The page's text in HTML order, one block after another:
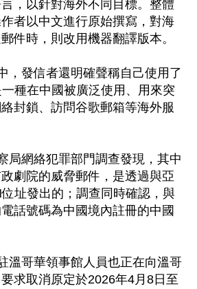
，以針對海外不同目標。整體
者以中文進行原始撰寫，對海
件時，則改用機器翻譯版本。
，發信者還明確聲稱自己使用了
種在中國被廣泛使用、用來突
封鎖、訪問谷歌郵箱等海外服
局網絡犯罪部門調查發現，其中
劇院的威脅郵件，是透過與亞
址發出的；調查同時確認，與
話號碼為中國境內註冊的中國
溫哥華領事館人員也正在向溫哥
求取消原定於2026年4月8日至